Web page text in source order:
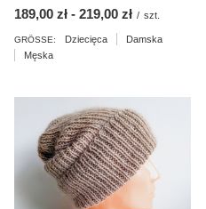
ab
189,00 zł - bis
219,00 zł / szt.
GRÖSSE: Dziecięca
Damska
Męska